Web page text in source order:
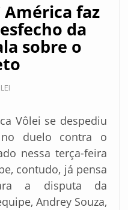
América faz
da
sobre o
Vôlei se despediu
duelo contra o
nessa terça-feira
contudo, já pensa
a disputa da
Andrey Souza,